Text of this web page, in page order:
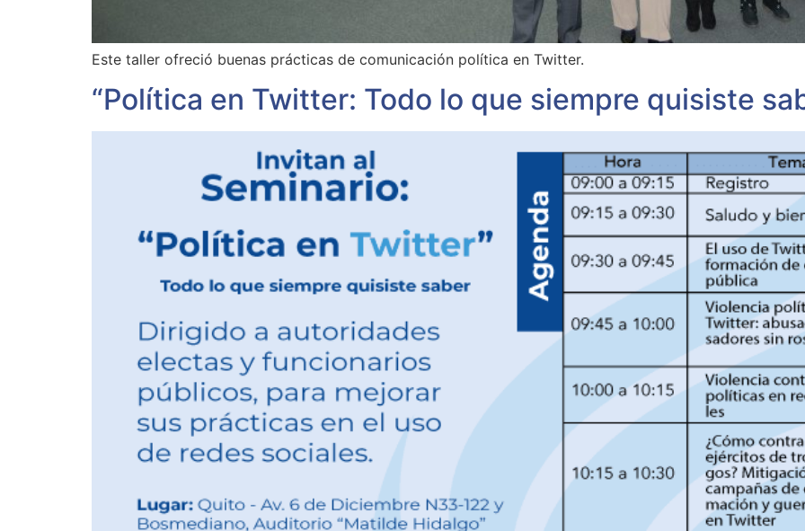
Este taller ofreció buenas prácticas de comunicación política en Twitter.
“Política en Twitter: Todo lo que siempre quisiste